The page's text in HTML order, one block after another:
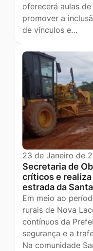
oferecerá aulas
promover a
de vínculos e…
23 de Janeiro de
Secretaria de
críticos e
estrada da
Em meio ao
rurais de Nova
contínuos da
segurança e a
Na comunidade